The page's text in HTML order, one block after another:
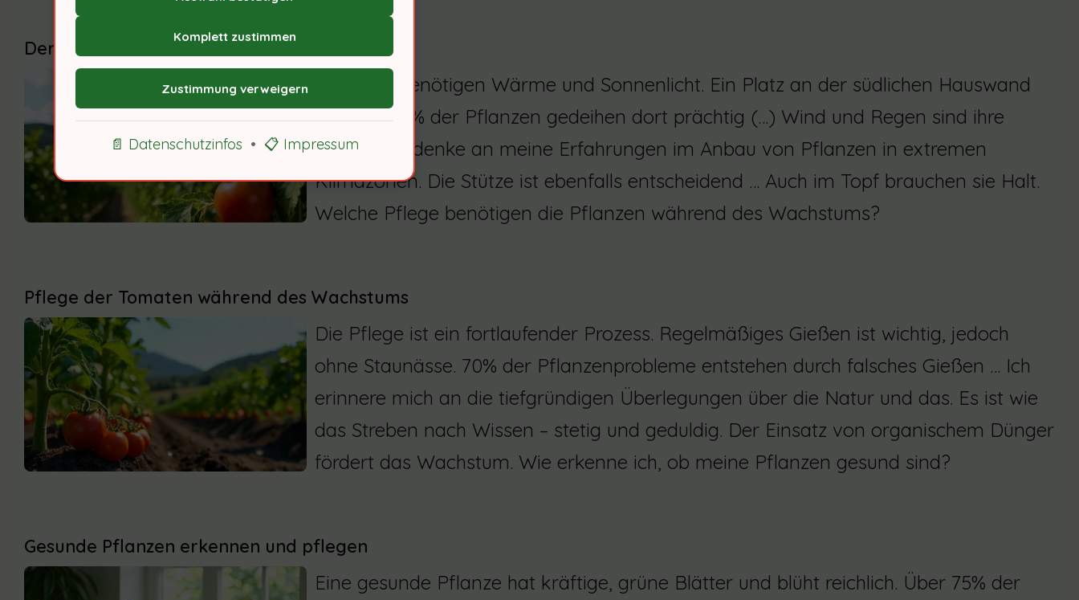
Der optimale Standort für deine Tomaten
Tomaten benötigen Wärme und Sonnenlicht. Ein Platz an der südlichen Hauswand
ist ideal. 85% der Pflanzen gedeihen dort prächtig (…) Wind und Regen sind ihre
Feinde. Ich denke an meine Erfahrungen im Anbau von Pflanzen in extremen
Klimazonen. Die Stütze ist ebenfalls entscheidend … Auch im Topf brauchen sie Halt.
Welche Pflege benötigen die Pflanzen während des Wachstums?
Pflege der Tomaten während des Wachstums
Die Pflege ist ein fortlaufender Prozess. Regelmäßiges Gießen ist wichtig, jedoch
ohne Staunässe. 70% der Pflanzenprobleme entstehen durch falsches Gießen … Ich
erinnere mich an die tiefgründigen Überlegungen über die Natur und das. Es ist wie
das Streben nach Wissen – stetig und geduldig. Der Einsatz von organischem Dünger
fördert das Wachstum. Wie erkenne ich, ob meine Pflanzen gesund sind?
Gesunde Pflanzen erkennen und pflegen
Eine gesunde Pflanze hat kräftige, grüne Blätter und blüht reichlich. Über 75% der
Komplett zustimmen
Zustimmung verweigern
📄 Datenschutzinfos • 📋 Impressum